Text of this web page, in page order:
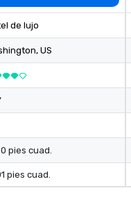
de lujo
, US
pies cuad.
pies cuad.